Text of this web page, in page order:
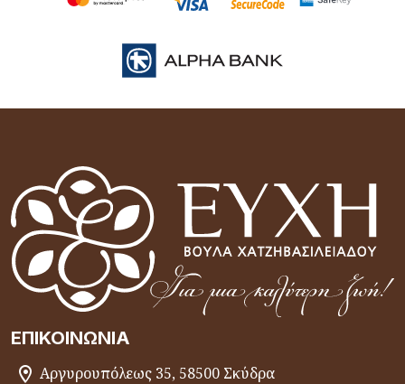
ΕΠΙΚΟΙΝΩΝΊΑ
Αργυρουπόλεως 35, 58500 Σκύδρα